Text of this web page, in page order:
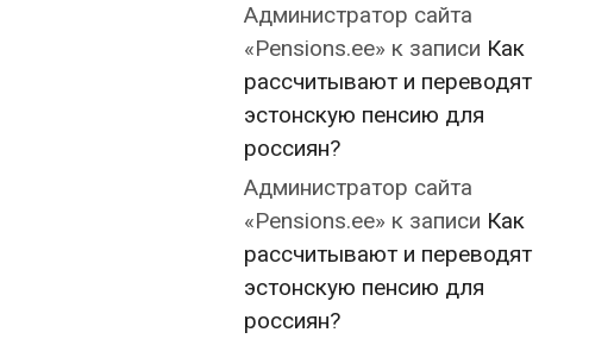
Администратор сайта
«Pensions.ee» к записи Как
рассчитывают и переводят
эстонскую пенсию для
россиян?
Администратор сайта
«Pensions.ee» к записи Как
рассчитывают и переводят
эстонскую пенсию для
россиян?